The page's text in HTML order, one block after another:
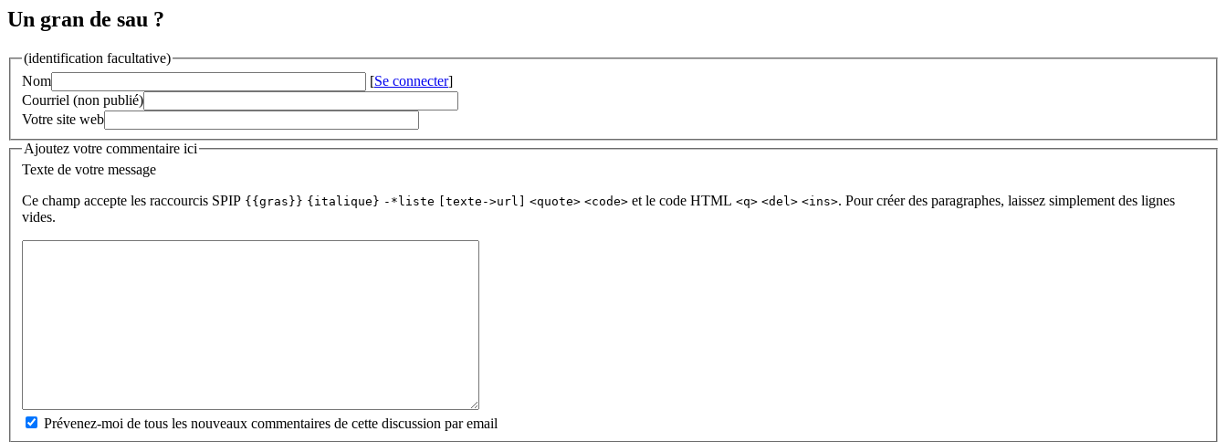
Un gran de sau ?
(identification facultative)
Nom
[Se connecter]
Courriel (non publié)
Votre site web
Ajoutez votre commentaire ici
Texte de votre message
Ce champ accepte les raccourcis SPIP {{gras}} {italique} -*liste [texte->url] <quote> <code> et le code HTML <q> <del> <ins>. Pour créer des paragraphes, laissez simplement des lignes
vides.
Prévenez-moi de tous les nouveaux commentaires de cette discussion par email